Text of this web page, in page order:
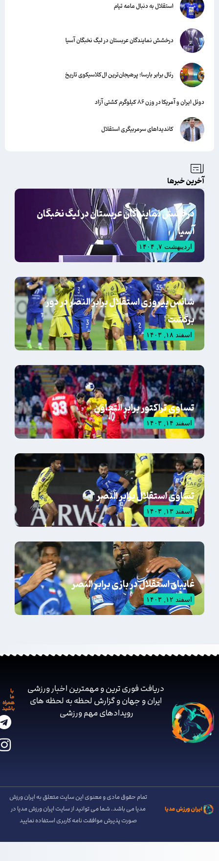
استقلال به دنبال مامه تیام
درخشش نمایندگان عربستان در لیگ نخبگان آسیا
رئال برابر بارسا؛ پرهیجان‌‌ترین ال‌کلاسیکوی تاریخ
دوئل ایران و آمریکا در وزن ۸۶ کیلوگرم کشتی آزاد
کاندیداهای سرمربیگری استقلال
آخرین خبرها
درخشش نمایندگان عربستان در لیگ نخبگان
آسیا
اردیبهشت ۷, ۱۴۰۴
شانس پیروزی استقلال برابر النصر در دور
برگشت
اسفند ۱۸, ۱۴۰۳
تساوی تراکتور برابر التعاون
اسفند ۱۴, ۱۴۰۳
تساوی استقلال برابر النصر
اسفند ۱۳, ۱۴۰۳
غایبان استقلال در بازی برابر النصر
اسفند ۱۲, ۱۴۰۳
دریافت فوری ترین و مهمترین اخبار ورزشی
ایران و جهان و گزارش لحظه به لحظه های
رویدادهای مهم ‌ورزشی
همراه
باشید
تمام حقوق مادی و معنوی این سایت متعلق به ایران ورزش
مدیا می باشد. شما می توانید از سایت ایران ورزش مدیا در
صورت پذیرش موافقت نامه کاربری استفاده نمایید